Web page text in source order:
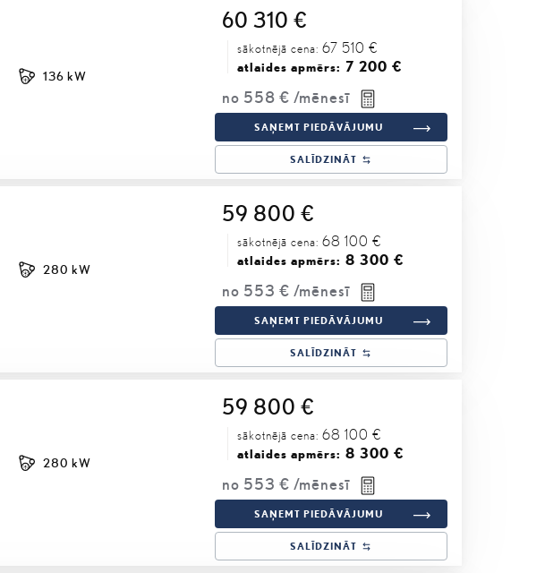
60 310 €
sākotnējā cena: 67 510 €
atlaides apmērs: 7 200 €
no 558 € /mēnesī
136 kW
SAŅEMT PIEDĀVĀJUMU
SALĪDZINĀT
59 800 €
sākotnējā cena: 68 100 €
atlaides apmērs: 8 300 €
no 553 € /mēnesī
280 kW
SAŅEMT PIEDĀVĀJUMU
SALĪDZINĀT
59 800 €
sākotnējā cena: 68 100 €
atlaides apmērs: 8 300 €
no 553 € /mēnesī
280 kW
SAŅEMT PIEDĀVĀJUMU
SALĪDZINĀT